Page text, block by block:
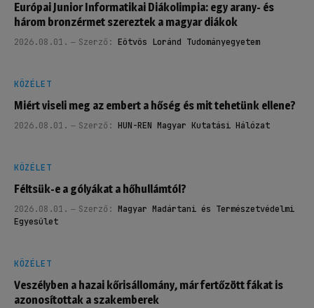
Európai Junior Informatikai Diákolimpia: egy arany- és
három bronzérmet szereztek a magyar diákok
2026.08.01. Szerző: Eötvös Loránd Tudományegyetem
KÖZÉLET
Miért viseli meg az embert a hőség és mit tehetünk ellene?
2026.08.01. Szerző: HUN-REN Magyar Kutatási Hálózat
KÖZÉLET
Féltsük-e a gólyákat a hőhullámtól?
2026.08.01. Szerző: Magyar Madártani és Természetvédelmi
Egyesület
KÖZÉLET
Veszélyben a hazai kőrisállomány, már fertőzött fákat is
azonosítottak a szakemberek